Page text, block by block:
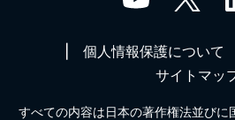
個人情報保護について
サイトマッ
すべての内容は日本の著作権法並びに